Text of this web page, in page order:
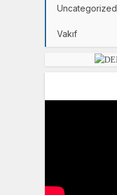
Uncategorized
Vakıf